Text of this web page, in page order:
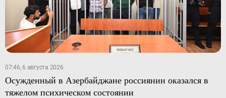
07:46, 6 августа 2026
Осужденный в Азербайджане россиянин оказался в
тяжелом психическом состоянии